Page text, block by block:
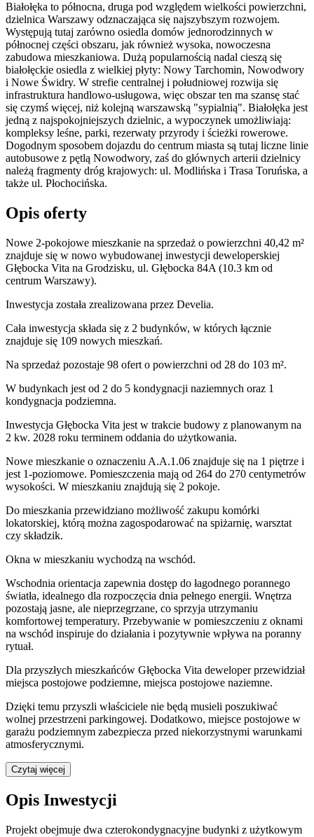
Białołęka to północna, druga pod względem wielkości powierzchni,
dzielnica Warszawy odznaczająca się najszybszym rozwojem.
Występują tutaj zarówno osiedla domów jednorodzinnych w
północnej części obszaru, jak również wysoka, nowoczesna
zabudowa mieszkaniowa. Dużą popularnością nadal cieszą się
białołęckie osiedla z wielkiej płyty: Nowy Tarchomin, Nowodwory
i Nowe Świdry. W strefie centralnej i południowej rozwija się
infrastruktura handlowo-usługowa, więc obszar ten ma szansę stać
się czymś więcej, niż kolejną warszawską "sypialnią". Białołęka jest
jedną z najspokojniejszych dzielnic, a wypoczynek umożliwiają:
kompleksy leśne, parki, rezerwaty przyrody i ścieżki rowerowe.
Dogodnym sposobem dojazdu do centrum miasta są tutaj liczne linie
autobusowe z pętlą Nowodwory, zaś do głównych arterii dzielnicy
należą fragmenty dróg krajowych: ul. Modlińska i Trasa Toruńska, a
także ul. Płochocińska.
Opis oferty
Nowe 2-pokojowe mieszkanie na sprzedaż o powierzchni 40,42 m²
znajduje się w nowo wybudowanej inwestycji deweloperskiej
Głębocka Vita na Grodzisku, ul. Głębocka 84A (10.3 km od
centrum Warszawy).
Inwestycja została zrealizowana przez Develia.
Cała inwestycja składa się z 2 budynków, w których łącznie
znajduje się 109 nowych mieszkań.
Na sprzedaż pozostaje 98 ofert o powierzchni od 28 do 103 m².
W budynkach jest od 2 do 5 kondygnacji naziemnych oraz 1
kondygnacja podziemna.
Inwestycja Głębocka Vita jest w trakcie budowy z planowanym na
2 kw. 2028 roku terminem oddania do użytkowania.
Nowe mieszkanie o oznaczeniu A.A.1.06 znajduje się na 1 piętrze i
jest 1-poziomowe. Pomieszczenia mają od 264 do 270 centymetrów
wysokości. W mieszkaniu znajdują się 2 pokoje.
Do mieszkania przewidziano możliwość zakupu komórki
lokatorskiej, którą można zagospodarować na spiżarnię, warsztat
czy składzik.
Okna w mieszkaniu wychodzą na wschód.
Wschodnia orientacja zapewnia dostęp do łagodnego porannego
światła, idealnego dla rozpoczęcia dnia pełnego energii. Wnętrza
pozostają jasne, ale nieprzegrzane, co sprzyja utrzymaniu
komfortowej temperatury. Przebywanie w pomieszczeniu z oknami
na wschód inspiruje do działania i pozytywnie wpływa na poranny
rytuał.
Dla przyszłych mieszkańców Głębocka Vita deweloper przewidział
miejsca postojowe podziemne, miejsca postojowe naziemne.
Dzięki temu przyszli właściciele nie będą musieli poszukiwać
wolnej przestrzeni parkingowej. Dodatkowo, miejsce postojowe w
garażu podziemnym zabezpiecza przed niekorzystnymi warunkami
atmosferycznymi.
Czytaj więcej
Opis Inwestycji
Projekt obejmuje dwa czterokondygnacyjne budynki z użytkowym